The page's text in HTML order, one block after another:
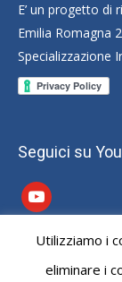
E’ un progetto di
Emilia Romagna
Specializzazione
Seguici su
youtube
Utilizziamo i
eliminare i